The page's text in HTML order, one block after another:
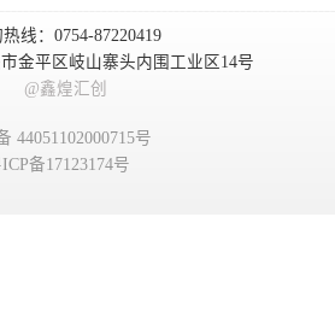
线：0754-87220419
金平区岐山寨头内围工业区14号
@鑫煌汇创
44051102000715号
备17123174号